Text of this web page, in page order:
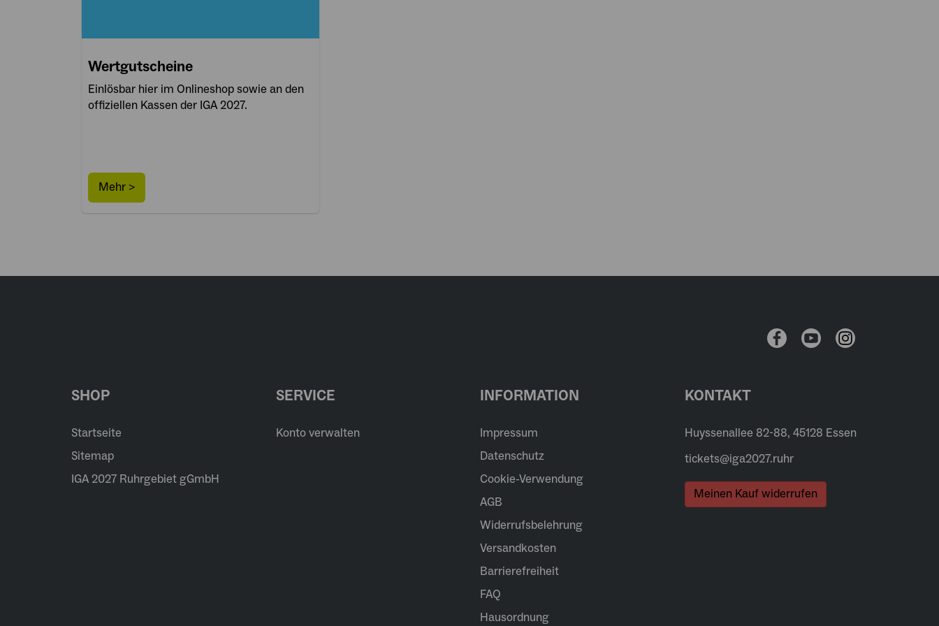
Wertgutscheine
Einlösbar hier im Onlineshop sowie an den
offiziellen Kassen der IGA 2027.
Mehr >
SHOP
Startseite
Sitemap
IGA 2027 Ruhrgebiet gGmbH
SERVICE
Konto verwalten
INFORMATION
Impressum
Datenschutz
Cookie-Verwendung
AGB
Widerrufsbelehrung
Versandkosten
Barrierefreiheit
FAQ
Hausordnung
KONTAKT
Huyssenallee 82-88, 45128 Essen
tickets@iga2027.ruhr
Meinen Kauf widerrufen